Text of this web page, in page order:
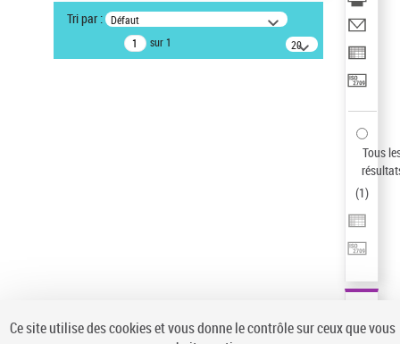
Type de notice d'autorité
Titre uniforme musical
Tri par : Défaut
sur 1
20
résultats/page
Tous
(1)
Ce site utilise des cookies et vous donne le contrôle sur ceux que vous